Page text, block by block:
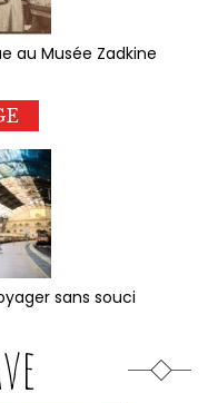
au Musée Zadkine
sans souci